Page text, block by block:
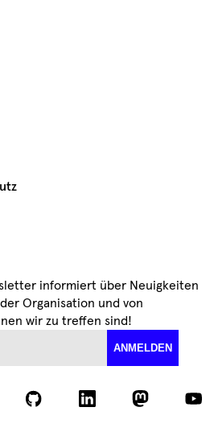
informiert über Neuigkeiten
Organisation und von
wir zu treffen sind!
ANMELDEN